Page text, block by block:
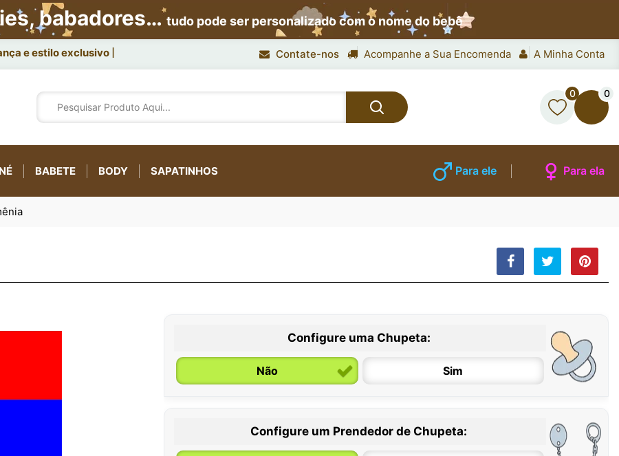
babadores…tudo pode ser personalizado com o nome do bebê
e estilo exclusivo. Contate-nos Acompanhe a Sua Encomenda A Minha Conta
0 0
BABETE BODY SAPATINHOS Para ele Para ela
Configure uma Chupeta:
Não Sim
0 / 6 meses
Configure um Prendedor de Chupeta: